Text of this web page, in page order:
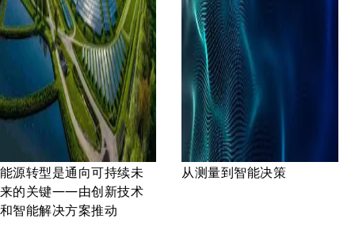
能源转型是通向可持续未
来的关键——由创新技术
和智能解决方案推动
从测量到智能决策